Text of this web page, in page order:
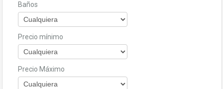
Baños
Precio mínimo
Precio Máximo